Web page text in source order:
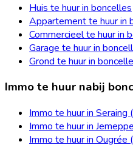
Huis te huur in boncelles
Appartement te huur in
Commercieel te huur in
Garage te huur in
Grond te huur in
Immo te huur nabij
Immo te huur in Seraing
Immo te huur in
Immo te huur in Ougrée